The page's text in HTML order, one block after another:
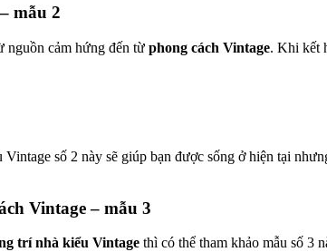
mẫu 2
nguồn cảm hứng đến từ phong cách Vintage. Khi kết
số 2 này sẽ giúp bạn được sống ở hiện tại
Vintage – mẫu 3
trí nhà kiểu Vintage thì có thể tham khảo mẫu số 3